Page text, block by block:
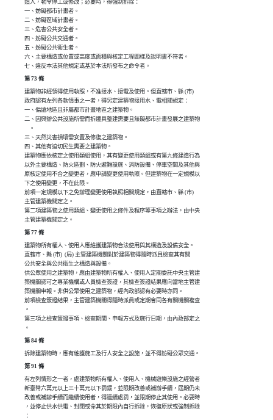
造人，勒令停工或修改；必要時，得強制拆除：
一、妨礙都市計畫者。
二、妨礙區域計畫者。
三、危害公共安全者。
四、妨礙公共交通者。
五、妨礙公共衛生者。
六、主要構造或位置或高度或面積與核定工程圖樣及說明書不符者。
七、違反本法其他規定或基於本法所發布之命令者。
第 73 條
建築物非經領得使用執照，不准接水、接電及使用。但直轄市、縣 (市)
政府認有左列各款情事之一者，得另定建築物接用水、電相關規定：
一、偏遠地區且非屬都市計畫地區之建築物。
二、因興辦公共設施所需而拆遷具整建需要且無礙都市計畫發展之建築物
    。
三、天然災害損壞需安置及修復之建築物。
四、其他有迫切民生需要之建築物。
建築物應依核定之使用類組使用，其有變更使用類組或有第九條建造行為
以外主要構造、防火區劃、防火避難設施、消防設備、停車空間及其他與
原核定使用不合之變更者，應申請變更使用執照。但建築物在一定規模以
下之使用變更，不在此限。
前項一定規模以下之免辦理變更使用執照相關規定，由直轄市、縣 (市)
主管建築機關定之。
第二項建築物之使用類組、變更使用之條件及程序等事項之辦法，由中央
主管建築機關定之。
第 77 條
建築物所有權人、使用人應維護建築物合法使用與其構造及設備安全。
直轄市、縣 (市)  (局) 主管建築機關對於建築物得隨時派員檢查其有關
公共安全與公共衛生之構造與設備。
供公眾使用之建築物，應由建築物所有權人、使用人定期委託中央主管建
築機關認可之專業機構或人員檢查簽證，其檢查簽證結果應向當地主管建
築機關申報。非供公眾使用之建築物，經內政部認有必要時亦同。
前項檢查簽證結果，主管建築機關得隨時派員或定期會同各有關機關複查
。
第三項之檢查簽證事項、檢查期間、申報方式及施行日期，由內政部定之
。
第 84 條
拆除建築物時，應有維護施工及行人安全之設施，並不得妨礙公眾交通。
第 91 條
有左列情形之一者，處建築物所有權人、使用人、機械遊樂設施之經營者
新臺幣六萬元以上三十萬元以下罰鍰，並限期改善或補辦手續，屆期仍未
改善或補辦手續而繼續使用者，得連續處罰，並限期停止其使用。必要時
，並停止供水供電、封閉或命其於期限內自行拆除，恢復原狀或強制拆除
：